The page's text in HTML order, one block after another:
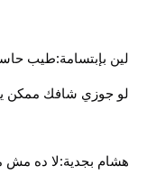
لين بإبتسامة:طيب
لو جوزي شافك ممكن
هشام بجدية:لا ده مش